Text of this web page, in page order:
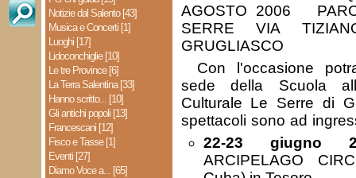
Notizie dal Salento [43]
Musica e Concerti [1]
Luoghi [17]
Lidoconchiglie [10]
Le tre Province [6]
La Terra Salentina [33]
Hanno scritto... [10]
Gli antichi popoli [13]
Francescani [12]
Fisco e Tasse [1]
Eventi [27]
Diamo Voce a... [65]
AGOSTO 2006
SERRE VIA
GRUGLIASCO
Con l'occasione
sede della Scuola
Culturale Le Serre di
spettacoli sono ad
22-23 giugno
ARCIPELAGO